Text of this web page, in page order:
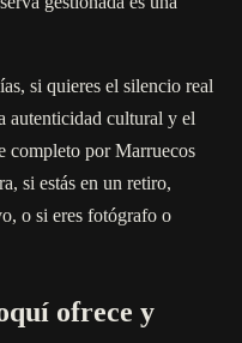
si quieres el silencio real
autenticidad cultural y el
completo por Marruecos
si estás en un retiro,
o si eres fotógrafo o
ofrece y